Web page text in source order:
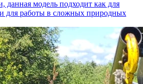
данная модель подходит как для
для работы в сложных природных